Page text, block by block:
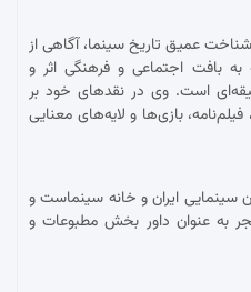
عمیق تاریخ سینما، آگاهی از
بافت اجتماعی و فرهنگی اثر و
است. وی در نقدهای خود بر
بازی‌ها و لایه‌های معنایی
سینمایی ایران و خانه سینماست و
به عنوان داور بخش مطبوعات و